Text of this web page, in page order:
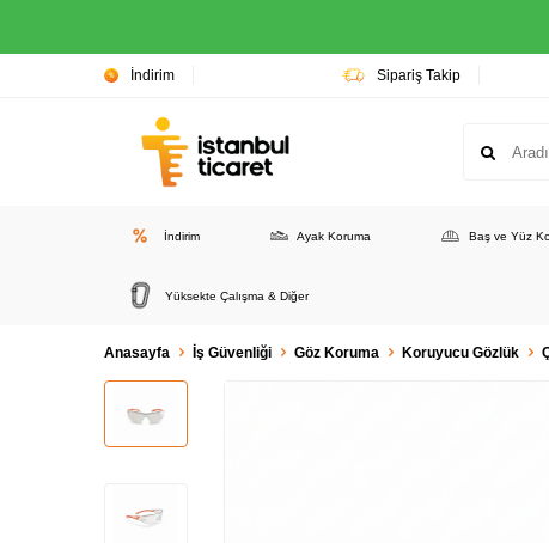
İndirim Sipariş Takip
İndirim Ayak Koruma Baş ve Yüz
Yüksekte Çalışma & Diğer
Anasayfa İş Güvenliği Göz Koruma Koruyucu Gözlük